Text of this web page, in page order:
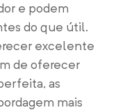
e podem
do que útil.
excelente
de oferecer
as
mais